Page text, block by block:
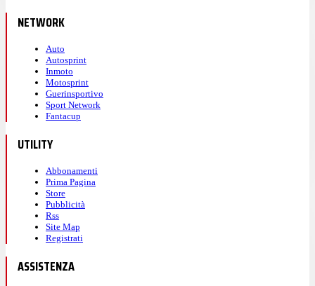
NETWORK
Auto
Autosprint
Inmoto
Motosprint
Guerinsportivo
Sport Network
Fantacup
UTILITY
Abbonamenti
Prima Pagina
Store
Pubblicità
Rss
Site Map
Registrati
ASSISTENZA